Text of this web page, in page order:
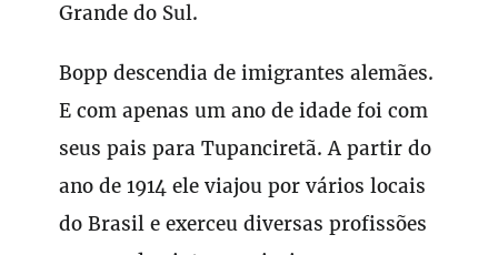
Grande do Sul.
Bopp descendia de imigrantes alemães.
E com apenas um ano de idade foi com
seus pais para Tupanciretã. A partir do
ano de 1914 ele viajou por vários locais
do Brasil e exerceu diversas profissões